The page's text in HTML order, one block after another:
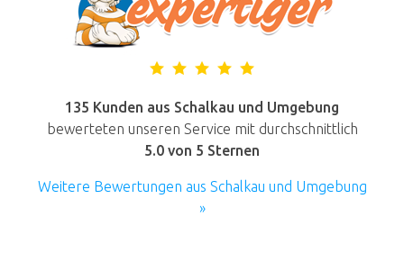
135 Kunden aus Schalkau und Umgebung
bewerteten unseren Service mit durchschnittlich
5.0 von 5 Sternen
Weitere Bewertungen aus Schalkau und Umgebung
»